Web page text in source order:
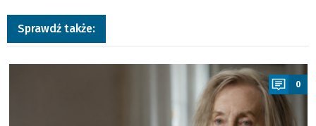
Sprawdź także:
a
0